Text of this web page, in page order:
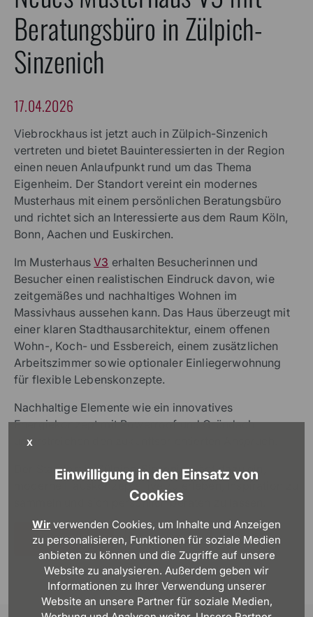
X
Einwilligung in den Einsatz von
Cookies
Wir verwenden Cookies, um Inhalte und Anzeigen
zu personalisieren, Funktionen für soziale Medien
anbieten zu können und die Zugriffe auf unsere
Website zu analysieren. Außerdem geben wir
Informationen zu Ihrer Verwendung unserer
Website an unsere Partner für soziale Medien,
Beratungsbüro in Zülpich-
Sinzenich
17.04.2026
Viebrockhaus ist jetzt auch in Zülpich-Sinzenich
vertreten und bietet Bauinteressierten in der Region
einen neuen Anlaufpunkt rund um das Thema
Eigenheim. Der Standort vereint ein modernes
Musterhaus mit einem persönlichen Beratungsbüro
und richtet sich an Interessierte aus dem Raum Köln,
Bonn, Aachen und Euskirchen.
Im MusterhausV3 erhalten Besucherinnen und
Besucher einen realistischen Eindruck davon, wie
zeitgemäßes und nachhaltiges Wohnen im
Massivhaus aussehen kann. Das Haus überzeugt mit
einer klaren Stadthausarchitektur, einem offenen
Wohn-, Koch- und Essbereich, einem zusätzlichen
Arbeitszimmer sowie optionaler Einliegerwohnung
für flexible Lebenskonzepte.
Nachhaltige Elemente wie ein innovatives
Energiekonzept mit Powerroof und Gründach
unterstreichen den zukunftsorientierten Anspruch.
Der Standort in Zülpich-Sinzenich lädt dazu ein,
moderne Hauskonzepte live zu erleben, Inspiration zu
sammeln und sich persönlich beraten zu lassen.
Zum Standort Teilen